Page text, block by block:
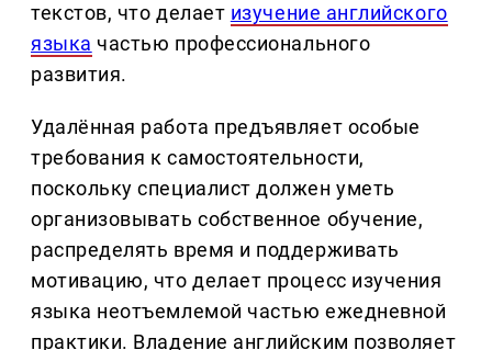
текстов, что делает изучение английского
языка частью профессионального
развития.
Удалённая работа предъявляет особые
требования к самостоятельности,
поскольку специалист должен уметь
организовывать собственное обучение,
распределять время и поддерживать
мотивацию, что делает процесс изучения
языка неотъемлемой частью ежедневной
практики. Владение английским позволяет